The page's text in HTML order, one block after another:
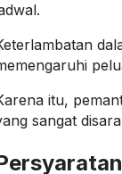
itu,
sangat